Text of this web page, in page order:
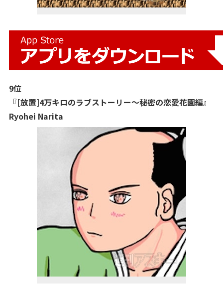
9位
『[放置]4万キロのラブストーリー〜秘密の恋愛花園編』
Ryohei Narita